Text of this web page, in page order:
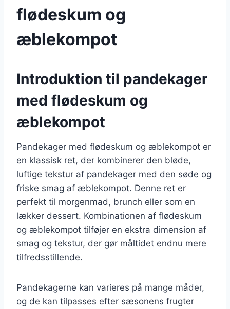
flødeskum og
æblekompot
Introduktion til pandekager
med flødeskum og
æblekompot
Pandekager med flødeskum og æblekompot er
en klassisk ret, der kombinerer den bløde,
luftige tekstur af pandekager med den søde og
friske smag af æblekompot. Denne ret er
perfekt til morgenmad, brunch eller som en
lækker dessert. Kombinationen af flødeskum
og æblekompot tilføjer en ekstra dimension af
smag og tekstur, der gør måltidet endnu mere
tilfredsstillende.
Pandekagerne kan varieres på mange måder,
og de kan tilpasses efter sæsonens frugter